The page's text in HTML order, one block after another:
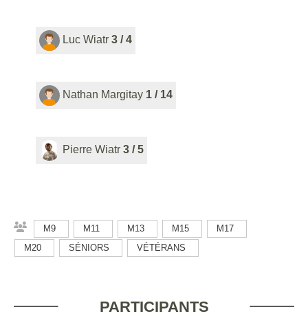
Luc Wiatr 3 / 4
Nathan Margitay 1 / 14
Pierre Wiatr 3 / 5
M9 M11 M13 M15
M17
M20
SÉNIORS VÉTÉRANS
PARTICIPANTS